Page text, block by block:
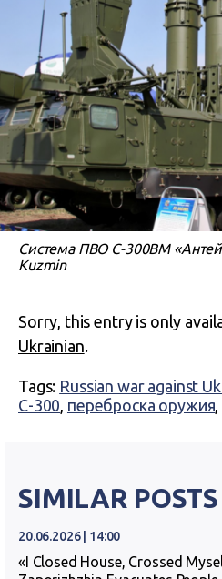
Система ПВО С-300ВМ
Kuzmin
Sorry, this entry is only
Ukrainian.
Tags: Russian war against
С-300, переброска оружия,
SIMILAR POSTS
20.06.2026 | 14:00
«I Closed House, Crossed